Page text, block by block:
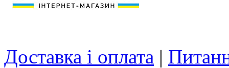
Доставка і оплата |